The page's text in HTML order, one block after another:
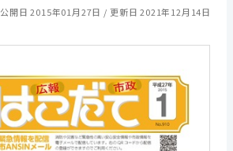
公開日 2015年01月27日 更新日 2021年12月14日